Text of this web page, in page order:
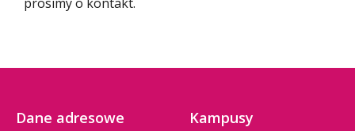
Dane adresowe Kampusy